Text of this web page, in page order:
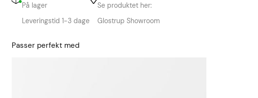
På lager
Leveringstid 1-3 dage
Se produktet her:
Glostrup Showroom
Passer perfekt med